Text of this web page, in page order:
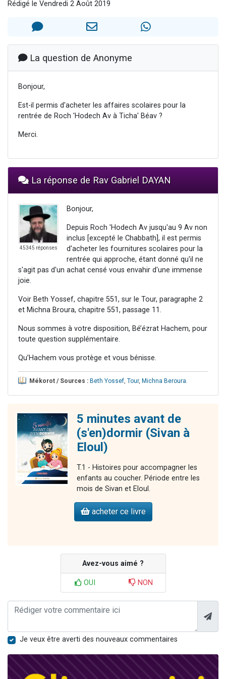
2 nouvelles musiques dans Torah-Box Music
8 personnes viennent de faire un don pour Tsédaka : pauvres d'Israel
2 personnes viennent de faire un don pour 1 Journée de Vacances Pour les Enfants
Rédigé le Vendredi 2 Août 2019
La question de Anonyme
Bonjour,
Est-il permis d'acheter les affaires scolaires pour la
rentrée de Roch 'Hodech Av à Ticha' Béav ?
Merci.
La réponse de Rav Gabriel DAYAN
45345 réponses
Bonjour,
Depuis Roch 'Hodech Av jusqu'au 9 Av non
inclus [excepté le Chabbath], il est permis
d'acheter les fournitures scolaires pour la
rentrée qui approche, étant donné qu'il ne
s'agit pas d'un achat censé vous envahir d'une immense
joie.
Voir Beth Yossef, chapitre 551, sur le Tour, paragraphe 2
et Michna Broura, chapitre 551, passage 11.
Nous sommes à votre disposition, Bé’ézrat Hachem, pour
toute question supplémentaire.
Qu’Hachem vous protège et vous bénisse.
Mékorot / Sources : Beth Yossef, Tour, Michna Beroura.
5 minutes avant de
(s'en)dormir (Sivan à
Eloul)
T.1 - Histoires pour accompagner les
enfants au coucher. Période entre les
mois de Sivan et Eloul.
acheter ce livre
Avez-vous aimé ?
OUI NON
Je veux être averti des nouveaux commentaires